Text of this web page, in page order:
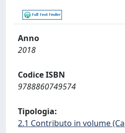
Anno
2018
Codice ISBN
9788860749574
Tipologia:
2.1 Contributo in volume